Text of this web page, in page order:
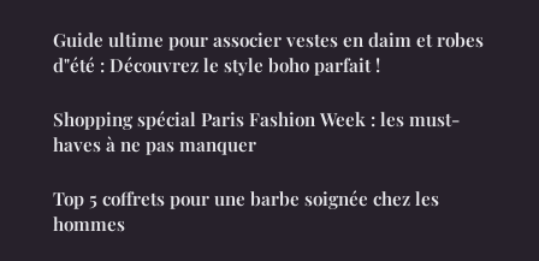
Guide ultime pour associer vestes en daim et robes
d"été : Découvrez le style boho parfait !
Shopping spécial Paris Fashion Week : les must-
haves à ne pas manquer
Top 5 coffrets pour une barbe soignée chez les
hommes